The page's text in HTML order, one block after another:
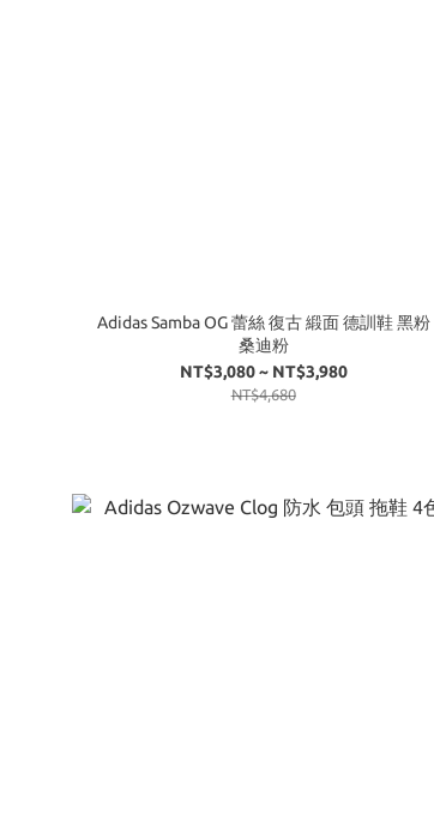
Adidas Samba OG 蕾絲 復古 緞面 德訓鞋 黑粉
桑迪粉
NT$3,080 ~ NT$3,980
NT$4,680